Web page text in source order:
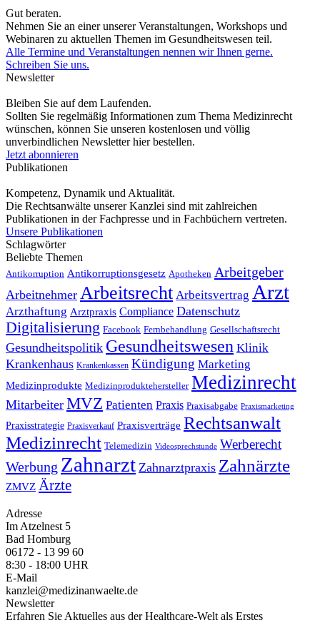
Gut beraten.
Nehmen Sie an einer unserer Veranstaltungen, Workshops und
Webinaren zu aktuellen Themen im Gesundheitswesen teil.
Alle Termine und Veranstaltungen nennen wir Ihnen gerne.
Schreiben Sie uns.
Newsletter
Bleiben Sie auf dem Laufenden.
Sollten Sie regelmäßig Informationen zum Thema Medizinrecht
wünschen, können Sie unseren kostenlosen und völlig
unverbindlichen Newsletter hier bestellen.
Jetzt abonnieren
Publikationen
Kompetenz, Dynamik und Aktualität.
Die Rechtsanwälte unserer Kanzlei sind mit zahlreichen
Publikationen in der Fachpresse und in Fachbüchern vertreten.
Unsere Publikationen
Schlagwörter
Beliebte Themen
Antikorruption Antikorruptionsgesetz Apotheken Arbeitgeber
Arbeitnehmer Arbeitsrecht Arbeitsvertrag Arzt
Arzthaftung Arztpraxis Compliance Datenschutz
Digitalisierung Facebook Fernbehandlung Gesellschaftsrecht
Gesundheitspolitik Gesundheitswesen Klinik
Krankenhaus Krankenkassen Kündigung Marketing
Medizinprodukte Medizinproduktehersteller Medizinrecht
Mitarbeiter MVZ Patienten Praxis Praxisabgabe Praxismarketing
Praxisstrategie Praxisverkauf Praxisverträge Rechtsanwalt
Medizinrecht Telemedizin Videosprechstunde Werberecht
Werbung Zahnarzt Zahnarztpraxis Zahnärzte
ZMVZ Ärzte
Adresse
Im Atzelnest 5
Bad Homburg
06172 - 13 99 60
8:30 - 18:00 UHR
E-Mail
kanzlei@medizinanwaelte.de
Newsletter
Erfahren Sie Aktuelles aus der Healthcare-Welt als Erstes